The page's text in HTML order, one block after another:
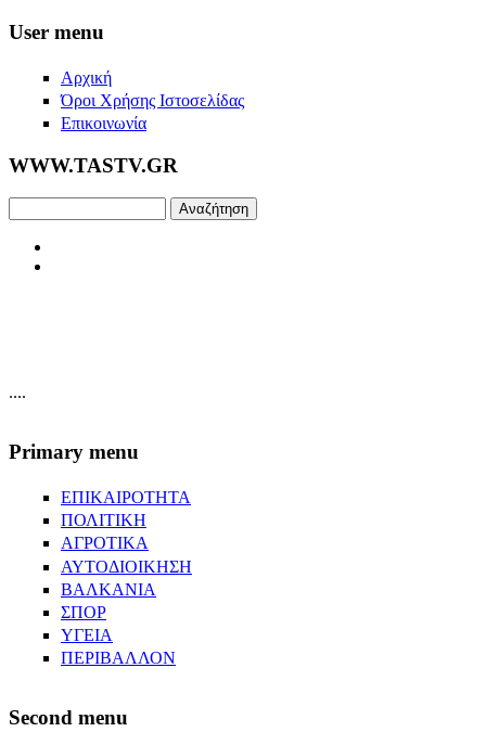
Skip to main content
User menu
Αρχική
Όροι Χρήσης Ιστοσελίδας
Επικοινωνία
WWW.TASTV.GR
....
Primary menu
ΕΠΙΚΑΙΡΟΤΗΤΑ
ΠΟΛΙΤΙΚΗ
ΑΓΡΟΤΙΚΑ
ΑΥΤΟΔΙΟΙΚΗΣΗ
ΒΑΛΚΑΝΙΑ
ΣΠΟΡ
ΥΓΕΙΑ
ΠΕΡΙΒΑΛΛΟΝ
Second menu